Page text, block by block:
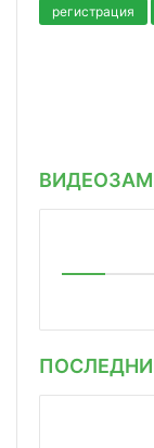
регистрация